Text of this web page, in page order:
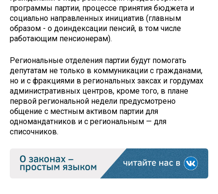
программы партии, процессе принятия бюджета и
социально направленных инициатив (главным
образом - о доиндексации пенсий, в том числе
работающим пенсионерам).
Региональные отделения партии будут помогать
депутатам не только в коммуникации с гражданами,
но и с фракциями в региональных заксах и гордумах
административных центров, кроме того, в плане
первой региональной недели предусмотрено
общение с местным активом партии для
одномандатников и с региональным — для
списочников.